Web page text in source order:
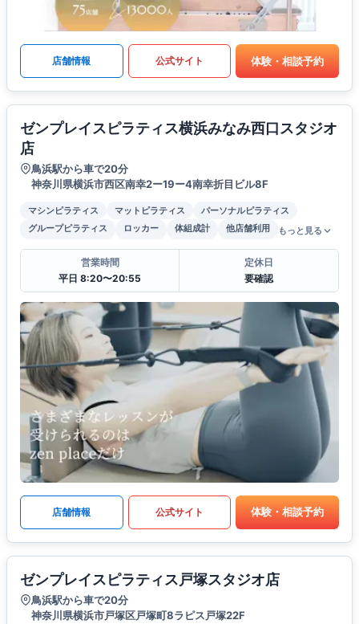
店舗情報 公式サイト 体験・相談予約
ゼンプレイスピラティス横浜みなみ西口スタジオ
店
鳥浜駅から車で20分
神奈川県横浜市西区南幸2ー19ー4南幸折目ビル8F
マシンピラティス マットピラティス
パーソナルピラティス
グループピラティス
ロッカー 体組成計 他店舗利用 もっと見る
営業時間
平日 8:20〜20:55
定休日
要確認
店舗情報 公式サイト 体験・相談予約
ゼンプレイスピラティス戸塚スタジオ店
鳥浜駅から車で20分
神奈川県横浜市戸塚区戸塚町8ラピス戸塚22F